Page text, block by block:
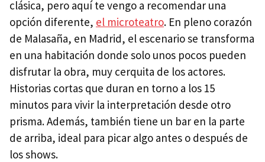
clásica, pero aquí te vengo a recomendar una
opción diferente, el microteatro. En pleno corazón
de Malasaña, en Madrid, el escenario se transforma
en una habitación donde solo unos pocos pueden
disfrutar la obra, muy cerquita de los actores.
Historias cortas que duran en torno a los 15
minutos para vivir la interpretación desde otro
prisma. Además, también tiene un bar en la parte
de arriba, ideal para picar algo antes o después de
los shows.